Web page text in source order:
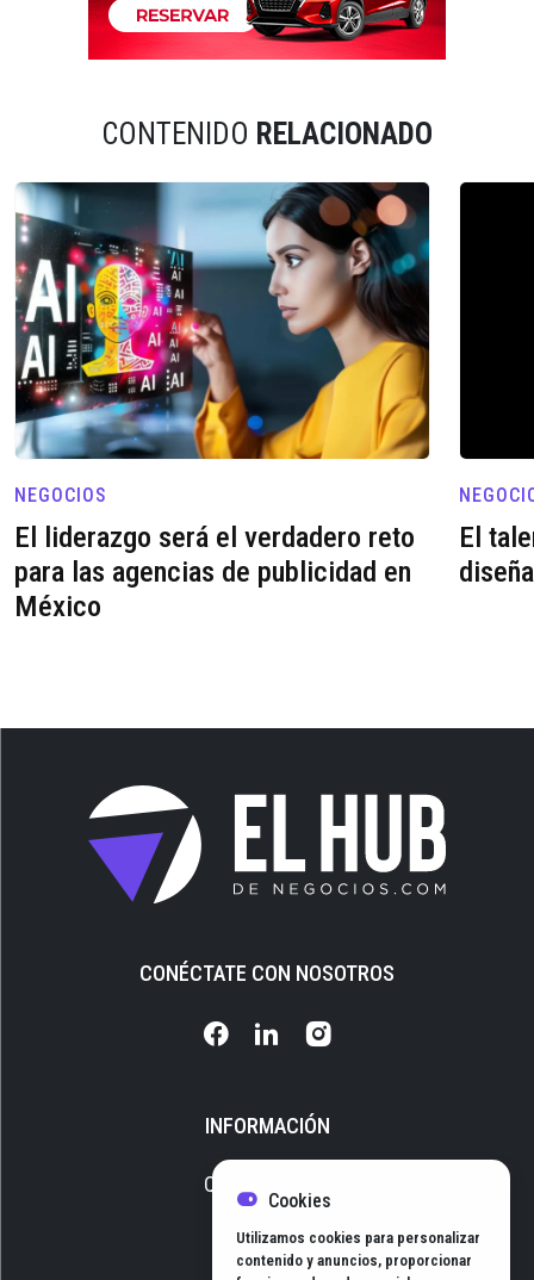
CONTENIDO RELACIONADO
NEGOCIOS
El liderazgo será el verdadero reto
para las agencias de publicidad en
México
El
INFORMACIÓN
Quiénes somos
Newsletter
CONÉCTATE CON NOSOTROS
Cookies
Utilizamos cookies para personalizar
contenido y anuncios, proporcionar